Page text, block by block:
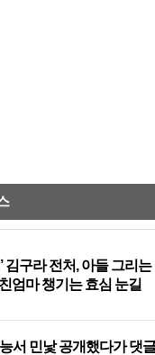
김구라 전처, 아들 그리는
엄마 챙기는 효심 눈길
서 민낯 공개했다가 댓글